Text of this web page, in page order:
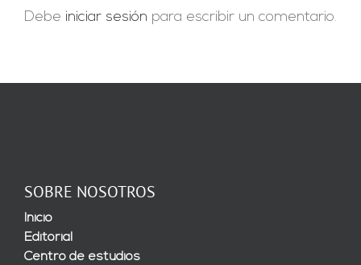
Debe iniciar sesión para escribir un comentario.
SOBRE NOSOTROS
Inicio
Editorial
Centro de estudios